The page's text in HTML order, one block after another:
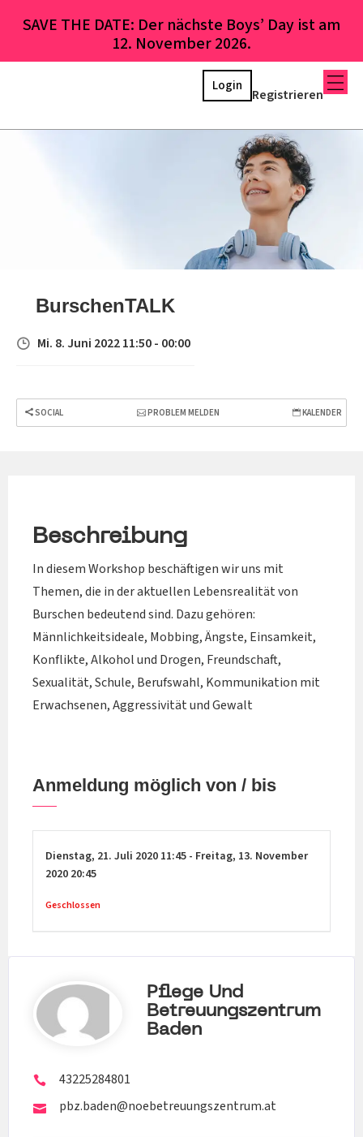
SAVE THE DATE: Der nächste Boys’ Day ist am
12. November 2026.
Registrieren
Login
BurschenTALK
Mi. 8. Juni 2022 11:50 - 00:00
SOCIAL PROBLEM MELDEN KALENDER
Beschreibung
In diesem Workshop beschäftigen wir uns mit
Themen, die in der aktuellen Lebensrealität von
Burschen bedeutend sind. Dazu gehören:
Männlichkeitsideale, Mobbing, Ängste, Einsamkeit,
Konflikte, Alkohol und Drogen, Freundschaft,
Sexualität, Schule, Berufswahl, Kommunikation mit
Erwachsenen, Aggressivität und Gewalt
Anmeldung möglich von / bis
Dienstag, 21. Juli 2020 11:45 - Freitag, 13. November
2020 20:45
Geschlossen
Pflege Und
Betreuungszentrum
Baden
43225284801
pbz.baden@noebetreuungszentrum.at